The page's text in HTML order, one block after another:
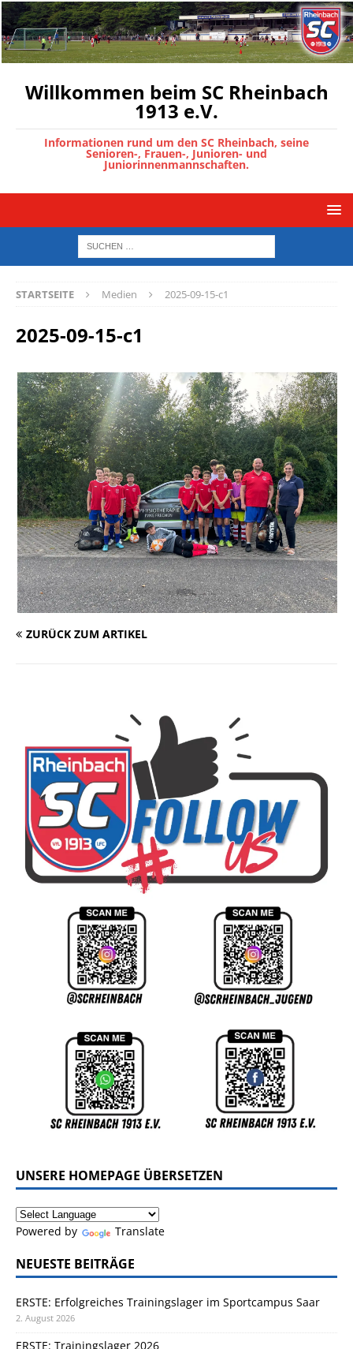
Willkommen beim SC Rheinbach
1913 e.V.
Informationen rund um den SC Rheinbach, seine
Senioren-, Frauen-, Junioren- und
Juniorinnenmannschaften.
STARTSEITE Medien 2025-09-15-c1
2025-09-15-c1
ZURÜCK ZUM ARTIKEL
UNSERE HOMEPAGE ÜBERSETZEN
Powered by Translate
NEUESTE BEITRÄGE
ERSTE: Erfolgreiches Trainingslager im Sportcampus Saar
2. August 2026
ERSTE: Trainingslager 2026